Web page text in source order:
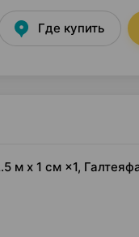
Где купить
м х 1 см ×1,